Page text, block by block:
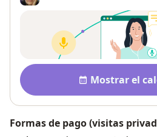
Disponibilidad
Mostrar el
Formas de pago (visitas